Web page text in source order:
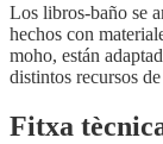
Los libros-baño se
hechos con
moho, están
distintos recursos
Fitxa